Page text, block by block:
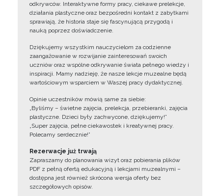
odkrywców. Interaktywne formy pracy, ciekawe prelekcje,
działania plastyczne oraz bezpośredni kontakt z zabytkami
sprawiają, że historia staje się fascynującą przygodą i
nauką poprzez doświadczenie.
Dziękujemy wszystkim nauczycielom za codzienne
zaangażowanie w rozwijanie zainteresowań swoich
uczniów oraz wspólne odkrywanie świata pełnego wiedzy i
inspiracji. Mamy nadzieję, że nasze lekcje muzealne będą
wartościowym wsparciem w Waszej pracy dydaktycznej.
Opinie uczestników mówią same za siebie:
„Byliśmy – świetne zajęcia, prelekcja, przebieranki, zajęcia
plastyczne. Dzieci były zachwycone, dziękujemy!”
„Super zajęcia, pełne ciekawostek i kreatywnej pracy.
Polecamy serdecznie!”
Rezerwacje już trwają
Zapraszamy do planowania wizyt oraz pobierania plików
PDF z pełną ofertą edukacyjną i lekcjami muzealnymi –
dostępna jest również skrócona wersja oferty bez
szczegółowych opisów.